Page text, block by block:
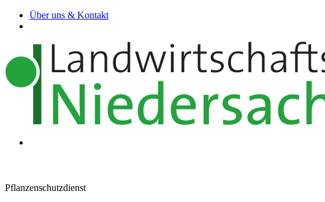
Über uns & Kontakt
Pflanzenschutzdienst